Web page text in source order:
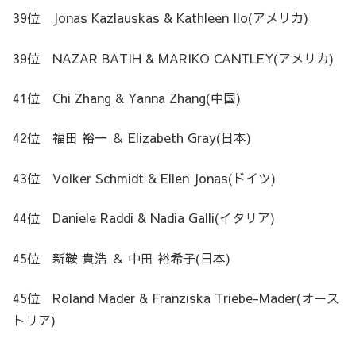
39位 Jonas Kazlauskas & Kathleen Ilo(アメリカ)
39位 NAZAR BATIH & MARIKO CANTLEY(アメリカ)
41位 Chi Zhang & Yanna Zhang(中国)
42位 福田 裕一 ＆ Elizabeth Gray(日本)
43位 Volker Schmidt & Ellen Jonas(ドイツ)
44位 Daniele Raddi & Nadia Galli(イタリア)
45位 新鞍 貴浩 ＆ 中田 裕希子(日本)
45位 Roland Mader & Franziska Triebe-Mader(オース
トリア)